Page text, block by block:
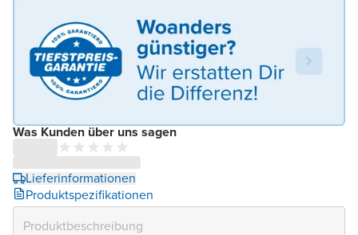
Was Kunden über uns sagen
Lieferinformationen
Produktspezifikationen